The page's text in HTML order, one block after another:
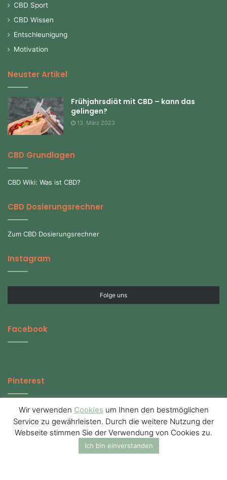
CBD Sport
CBD Wissen
Entschleunigung
Motivation
Neuster Artikel
Frühjahrsdiät mit CBD – kann das
gelingen?
13. März 2023
CBD Grundlagen
CBD Wiki: Was ist CBD?
CBD Dosierungsrechner
Zum CBD Dosierungsrechner
Instagram
Folge uns
Facebook
Pinterest
© Copyright 2026, All Rights Reserved | cbd-zeitgeist.de
Startseite CBD-Zeitgeist.de
Über uns
Datenschutzerklärung
Wir verwenden Cookiesum Ihnen den bestmöglichen
Service zu gewährleisten. Durch die weitere Nutzung der
Webseite stimmen Sie der Verwendung von Cookies zu.
Ich bin einverstanden